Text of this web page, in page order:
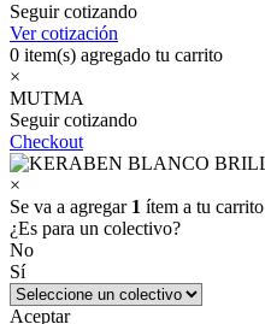
Seguir cotizando
Ver cotización
0 item(s) agregado tu carrito
×
MUTMA
Seguir cotizando
Checkout
×
Se va a agregar 1 ítem a tu carrito
¿Es para un colectivo?
No
Sí
Aceptar